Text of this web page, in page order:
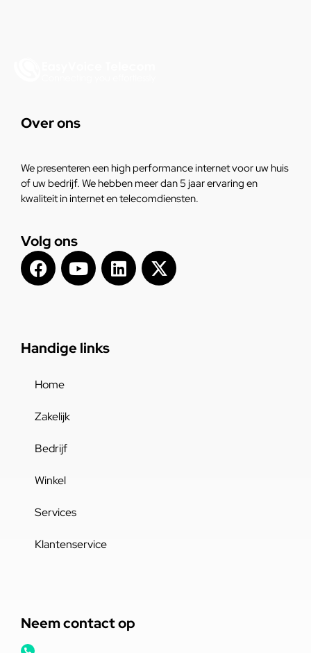
Over ons
We presenteren een high performance internet voor uw huis
of uw bedrijf. We hebben meer dan 5 jaar ervaring en
kwaliteit in internet en telecomdiensten.
Volg ons
Handige links
Home
Zakelijk
Bedrijf
Winkel
Services
Klantenservice
Neem contact op